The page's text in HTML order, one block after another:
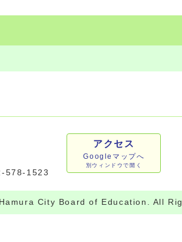
578-1523
アクセス
Googleマップへ
別ウィンドウで開く
City Board of Education. All